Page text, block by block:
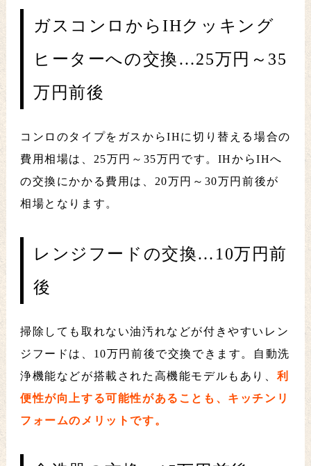
ガスコンロからIHクッキング
ヒーターへの交換…25万円～35
万円前後
コンロのタイプをガスからIHに切り替える場合の
費用相場は、25万円～35万円です。IHからIHへ
の交換にかかる費用は、20万円～30万円前後が
相場となります。
レンジフードの交換…10万円前
後
掃除しても取れない油汚れなどが付きやすいレン
ジフードは、10万円前後で交換できます。自動洗
浄機能などが搭載された高機能モデルもあり、 利
便性が向上する可能性があることも、キッチンリ
フォームのメリットです。